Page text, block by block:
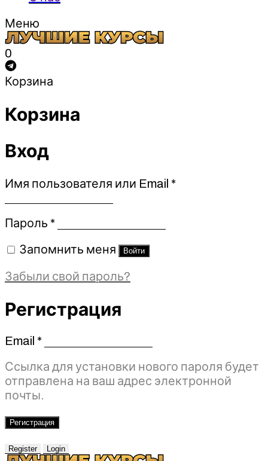
Меню
0
Корзина
Корзина
Вход
Имя пользователя или Email *Обязательно
Пароль *Обязательно
Запомнить меня Войти
Забыли свой пароль?
Регистрация
Email *Обязательно
Ссылка для установки нового пароля будет
отправлена ​​на ваш адрес электронной
почты.
Регистрация
Register Login